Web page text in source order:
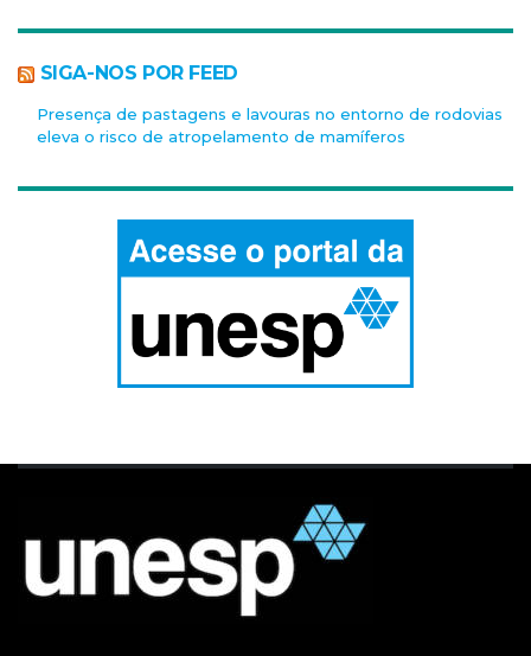
SIGA-NOS POR FEED
Presença de pastagens e lavouras no entorno de rodovias
eleva o risco de atropelamento de mamíferos